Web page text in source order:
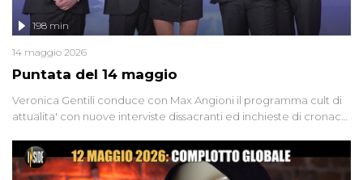
Puntata del 14 maggio
198 min
14 maggio 2026
Veronica Gentili conduce con Max Angioni il programma cult di
attualita' con nuove interviste dissacranti ed inchieste di cronaca